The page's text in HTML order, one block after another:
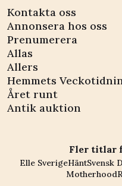
Kontakta oss
Annonsera hos oss
Prenumerera
Allas
Allers
Hemmets
Året runt
Antik auktion
Fler titlar
Elle SverigeHäntSvensk
Motherhood